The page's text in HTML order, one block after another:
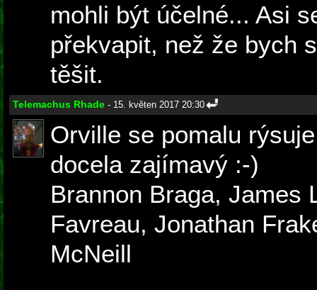
mohli být účelné... Asi
překvapit, než že bych
těšit.
Telemachus Rhade - 15. květen 2017 20:30
Orville se pomalu
docela zajímavý :-)
Brannon Braga, James
Favreau, Jonathan
McNeill